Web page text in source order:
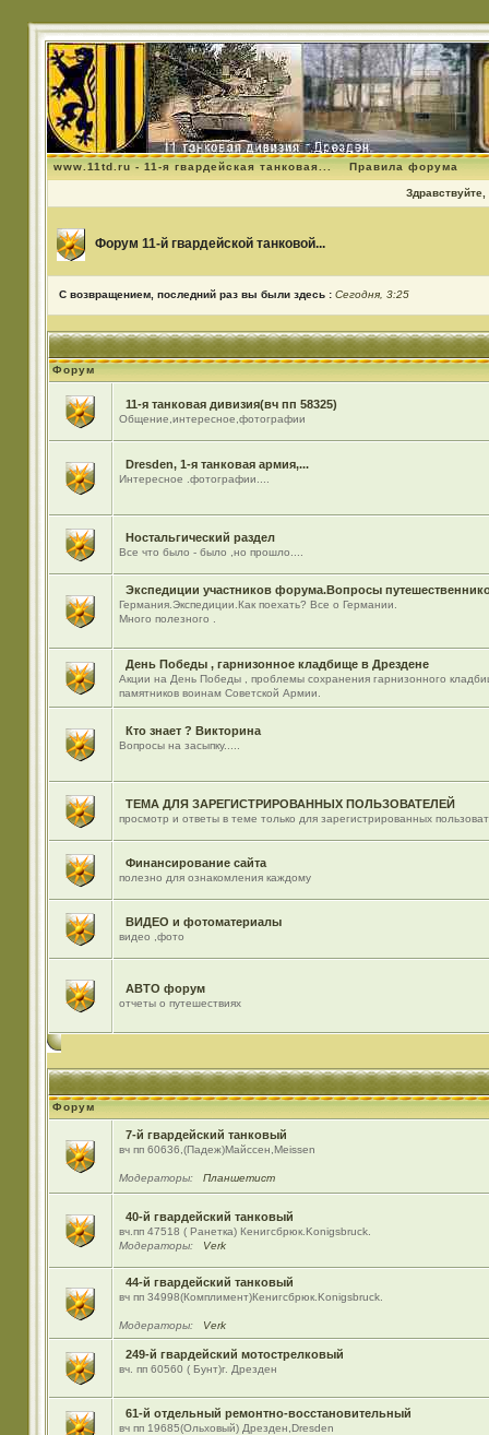
www.11td.ru - 11-я гвардейская танковая... Правила форума
Здравствуйте,
Форум 11-й гвардейской танковой...
С возвращением, последний раз вы были здесь : Сегодня, 3:25
Форум
11-я танковая дивизия(вч пп 58325)
Общение,интересное,фотографии
Dresden, 1-я танковая армия,...
Интересное .фотографии....
Ностальгический раздел
Все что было - было ,но прошло....
Экспедиции участников форума.Вопросы
Германия.Экспедиции.Как поехать? Все о Германии.
Много полезного .
День Победы , гарнизонное кладбище в Дрездене
Акции на День Победы , проблемы сохранения гарнизонного
памятников воинам Советской Армии.
Кто знает ? Викторина
Вопросы на засыпку.....
ТЕМА ДЛЯ ЗАРЕГИСТРИРОВАННЫХ ПОЛЬЗОВАТЕЛЕЙ
просмотр и ответы в теме только для зарегистрированных
Финансирование сайта
полезно для ознакомления каждому
ВИДЕО и фотоматериалы
видео ,фото
АВТО форум
отчеты о путешествиях
Форум
7-й гвардейский танковый
вч пп 60636,(Падеж)Майсcен,Meissen
Модераторы: Планшетист
40-й гвардейский танковый
вч.пп 47518 ( Ранетка) Кенигсбрюк.Konigsbruck.
Модераторы:
Verk
44-й гвардейский танковый
вч пп 34998(Комплимент)Кенигсбрюк.Konigsbruck.
Модераторы: Verk
249-й гвардейский мотострелковый
вч. пп 60560 ( Бунт)г. Дрезден
61-й отдельный ремонтно-восстановительный
вч пп 19685(Ольховый) Дрезден,Dresden